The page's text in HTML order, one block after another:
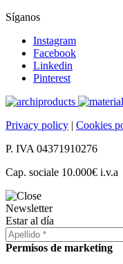
Síganos
Instagram
Facebook
Linkedin
Pinterest
Privacy policy | Cookies
P. IVA 04371910276
Cap. sociale 10.000€ i.v.a
Newsletter
Estar al día
Permisos de marketing